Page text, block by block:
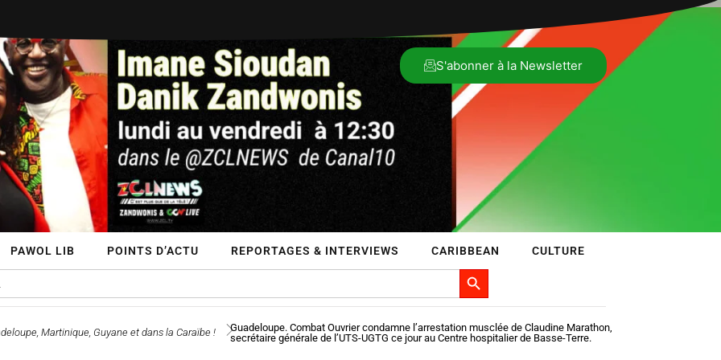
S'abonner à la Newsletter
PAWOL LIB POINTS D’ACTU REPORTAGES & INTERVIEWS CARIBBEAN CULTURE
Search Button
Martinique, Guyane et dans la Caraïbe !
Guadeloupe. Combat Ouvrier condamne l’arrestation musclée de Claudine Marathon,
secrétaire générale de l’UTS-UGTG ce jour au Centre hospitalier de Basse-Terre.